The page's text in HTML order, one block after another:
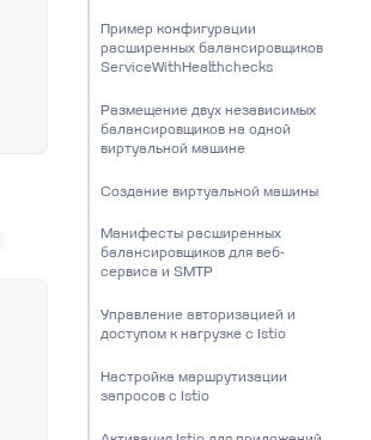
Пример конфигурации
расширенных балансировщиков
ServiceWithHealthchecks
Размещение двух независимых
балансировщиков на одной
виртуальной машине
Создание виртуальной машины
Манифесты расширенных
балансировщиков для веб-
сервиса и SMTP
Управление авторизацией и
доступом к нагрузке c Istio
Настройка маршрутизации
запросов с Istio